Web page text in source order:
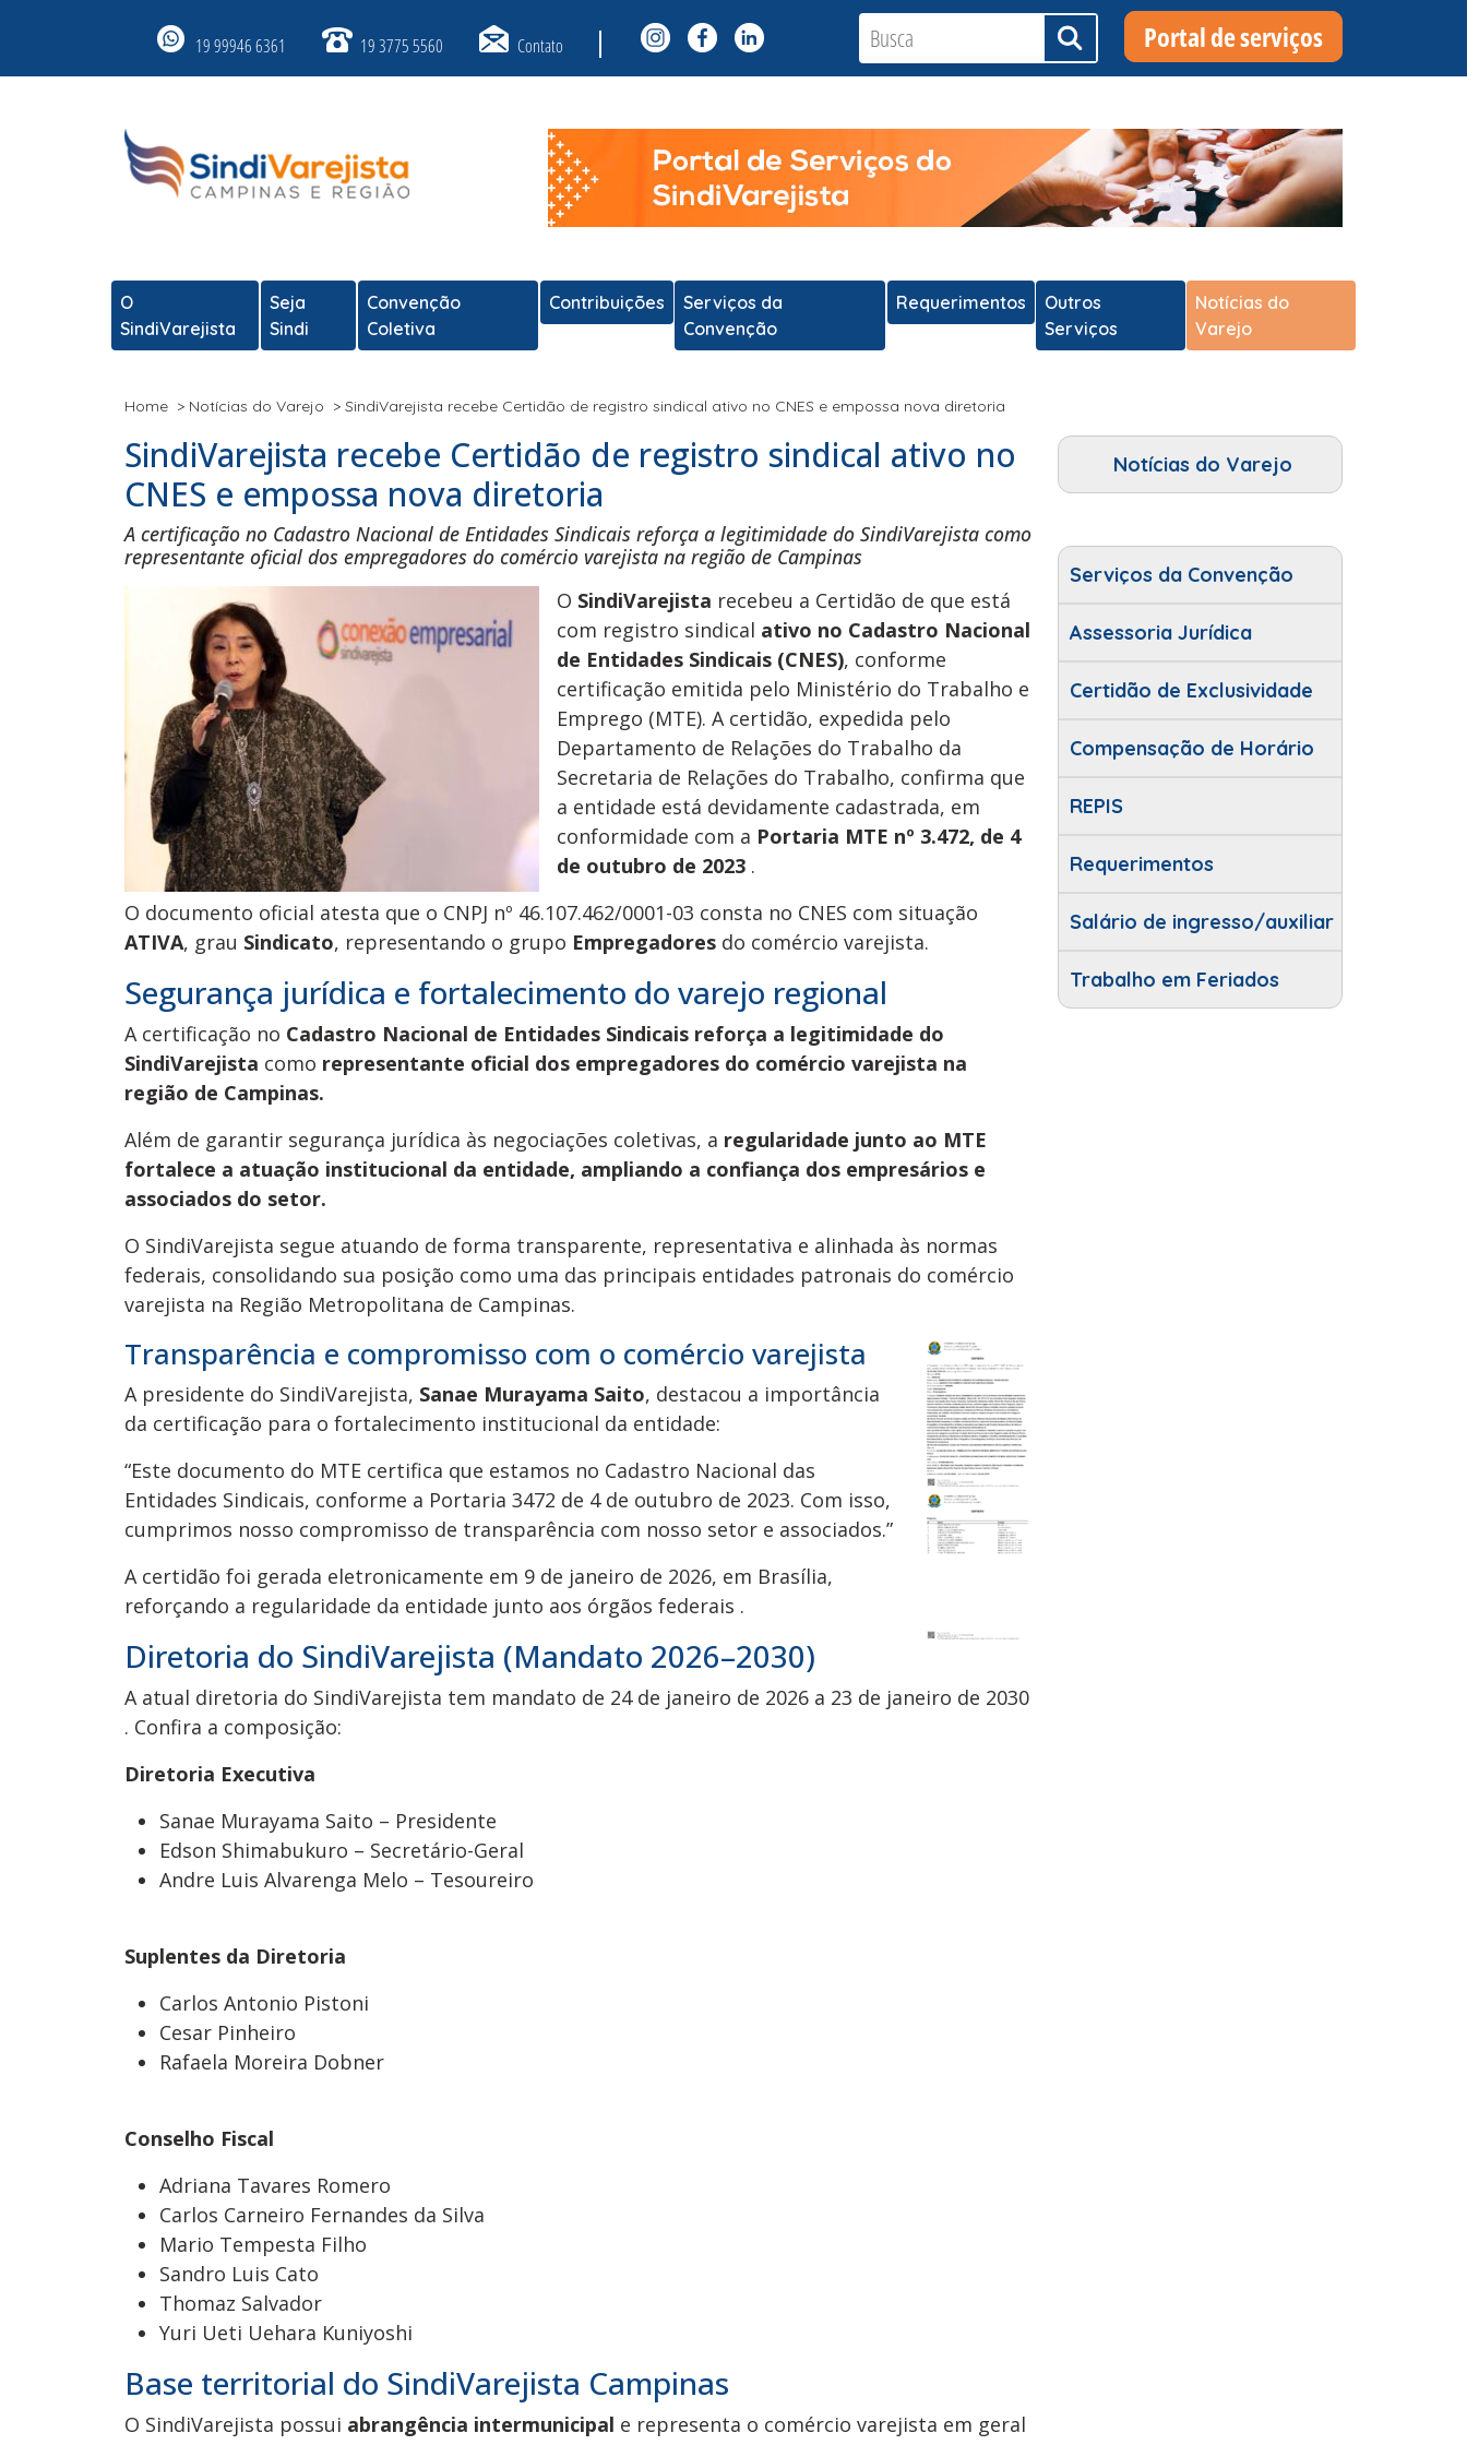
19 99946 6361 19 3775 5560 Contato Portal de serviços
O
SindiVarejista
Seja
Sindi
Convenção
Coletiva
Contribuições
Serviços da
Convenção
Requerimentos
Outros
Serviços
Notícias do
Varejo
Home > Notícias do Varejo > SindiVarejista recebe Certidão de registro sindical ativo no CNES e empossa nova diretoria
SindiVarejista recebe Certidão de registro sindical ativo no
CNES e empossa nova diretoria
A certificação no Cadastro Nacional de Entidades Sindicais reforça a legitimidade do SindiVarejista como
representante oficial dos empregadores do comércio varejista na região de Campinas
O SindiVarejista recebeu a Certidão de que está
com registro sindical ativo no Cadastro Nacional
de Entidades Sindicais (CNES), conforme
certificação emitida pelo Ministério do Trabalho e
Emprego (MTE). A certidão, expedida pelo
Departamento de Relações do Trabalho da
Secretaria de Relações do Trabalho, confirma que
a entidade está devidamente cadastrada, em
conformidade com a Portaria MTE nº 3.472, de 4
de outubro de 2023 .
O documento oficial atesta que o CNPJ nº 46.107.462/0001-03 consta no CNES com situação
ATIVA, grau Sindicato, representando o grupo Empregadores do comércio varejista.
Segurança jurídica e fortalecimento do varejo regional
A certificação no Cadastro Nacional de Entidades Sindicais reforça a legitimidade do
SindiVarejista como representante oficial dos empregadores do comércio varejista na
região de Campinas.
Além de garantir segurança jurídica às negociações coletivas, a regularidade junto ao MTE
fortalece a atuação institucional da entidade, ampliando a confiança dos empresários e
associados do setor.
O SindiVarejista segue atuando de forma transparente, representativa e alinhada às normas
federais, consolidando sua posição como uma das principais entidades patronais do comércio
varejista na Região Metropolitana de Campinas.
Transparência e compromisso com o comércio varejista
A presidente do SindiVarejista, Sanae Murayama Saito, destacou a importância
da certificação para o fortalecimento institucional da entidade:
“Este documento do MTE certifica que estamos no Cadastro Nacional das
Entidades Sindicais, conforme a Portaria 3472 de 4 de outubro de 2023. Com isso,
cumprimos nosso compromisso de transparência com nosso setor e associados.”
A certidão foi gerada eletronicamente em 9 de janeiro de 2026, em Brasília,
reforçando a regularidade da entidade junto aos órgãos federais .
Diretoria do SindiVarejista (Mandato 2026–2030)
A atual diretoria do SindiVarejista tem mandato de 24 de janeiro de 2026 a 23 de janeiro de 2030
. Confira a composição:
Diretoria Executiva
Sanae Murayama Saito – Presidente
Edson Shimabukuro – Secretário-Geral
Andre Luis Alvarenga Melo – Tesoureiro
Suplentes da Diretoria
Carlos Antonio Pistoni
Cesar Pinheiro
Rafaela Moreira Dobner
Conselho Fiscal
Adriana Tavares Romero
Carlos Carneiro Fernandes da Silva
Mario Tempesta Filho
Sandro Luis Cato
Thomaz Salvador
Yuri Ueti Uehara Kuniyoshi
Base territorial do SindiVarejista Campinas
O SindiVarejista possui abrangência intermunicipal e representa o comércio varejista em geral
Notícias do Varejo
Serviços da Convenção
Assessoria Jurídica
Certidão de Exclusividade
Compensação de Horário
REPIS
Requerimentos
Salário de ingresso/auxiliar
Trabalho em Feriados